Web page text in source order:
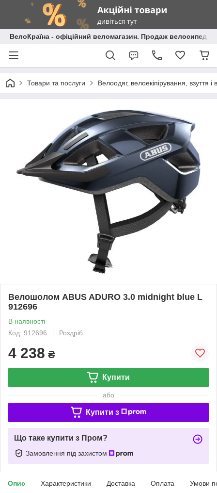
ВелоКраїна - офіційний веломагазин. Продаж велосипедів
Товари та послуги Велоодяг, велоекіпірування, взуття і
Велошолом ABUS ADURO 3.0 midnight blue L
912696
В наявності
Код: 912696
Роздріб
4 238 ₴
Купити
або
Купити з
Що таке купити з Пром?
Замовлення під захистом
Опис Характеристики Доставка Оплата Умови